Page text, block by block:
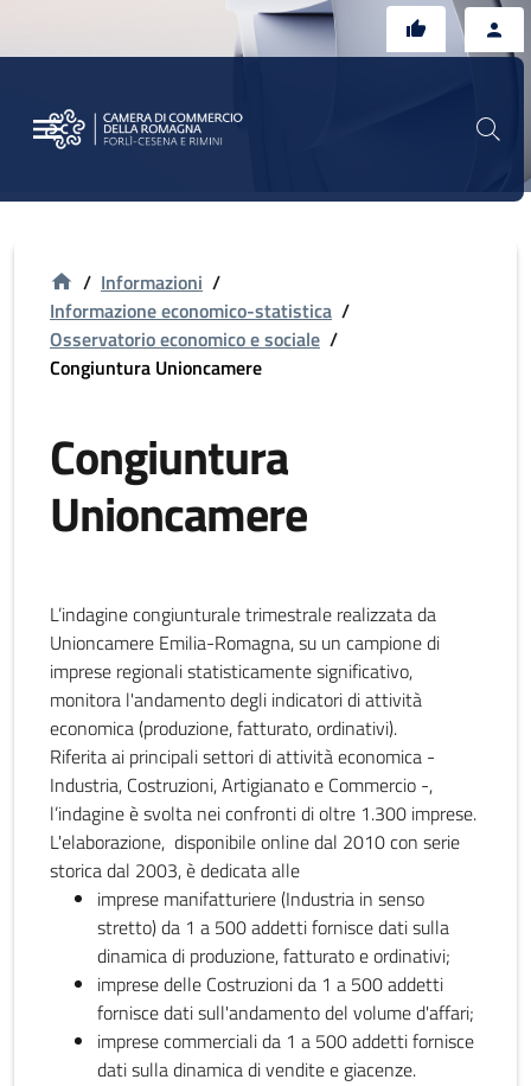
/ Informazioni /
Informazione economico-statistica /
Osservatorio economico e sociale /
Congiuntura Unioncamere
Congiuntura
Unioncamere
L’indagine congiunturale trimestrale realizzata da
Unioncamere Emilia-Romagna, su un campione di
imprese regionali statisticamente significativo,
monitora l'andamento degli indicatori di attività
economica (produzione, fatturato, ordinativi).
Riferita ai principali settori di attività economica -
Industria, Costruzioni, Artigianato e Commercio -,
l’indagine è svolta nei confronti di oltre 1.300 imprese.
L'elaborazione, disponibile online dal 2010 con serie
storica dal 2003, è dedicata alle
imprese manifatturiere (Industria in senso
stretto) da 1 a 500 addetti fornisce dati sulla
dinamica di produzione, fatturato e ordinativi;
imprese delle Costruzioni da 1 a 500 addetti
fornisce dati sull'andamento del volume d'affari;
imprese commerciali da 1 a 500 addetti fornisce
dati sulla dinamica di vendite e giacenze.